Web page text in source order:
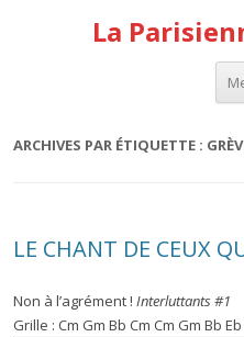
La
ARCHIVES PAR ÉTIQUETTE :
LE CHANT DE CEUX
Non à l’agrément ! Interluttants #1
Grille : Cm Gm Bb Cm Cm Gm Bb